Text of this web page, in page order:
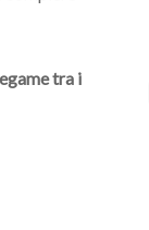
tra i